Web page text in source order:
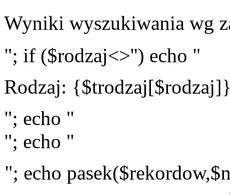
Wyniki wyszukiwania wg
"; if ($rodzaj<>'') echo "
Rodzaj:
"; echo "
"; echo "
"; echo